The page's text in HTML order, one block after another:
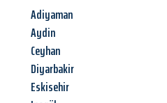
Adiyaman
Aydin
Ceyhan
Diyarbakir
Eskisehir